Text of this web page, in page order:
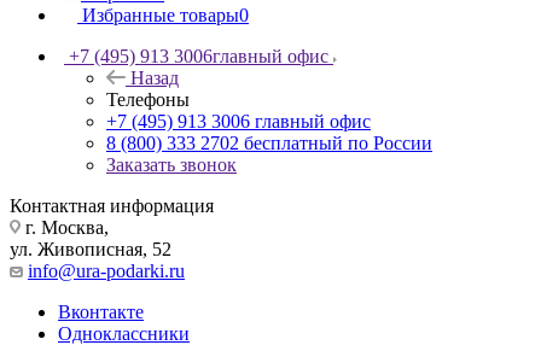
Избранные товары0
+7 (495) 913 3006главный офис
Назад
Телефоны
+7 (495) 913 3006 главный офис
8 (800) 333 2702 бесплатный по России
Заказать звонок
Контактная информация
г. Москва,
ул. Живописная, 52
info@ura-podarki.ru
Вконтакте
Одноклассники